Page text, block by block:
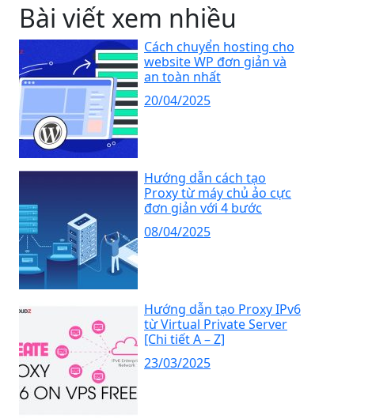
Bài viết xem nhiều
Cách chuyển hosting cho
website WP đơn giản và
an toàn nhất
20/04/2025
Hướng dẫn cách tạo
Proxy từ máy chủ ảo cực
đơn giản với 4 bước
08/04/2025
Hướng dẫn tạo Proxy IPv6
từ Virtual Private Server
[Chi tiết A – Z]
23/03/2025